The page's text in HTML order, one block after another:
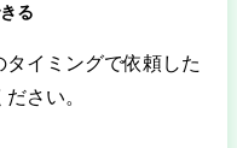
る
タイミングで依頼した
さい。